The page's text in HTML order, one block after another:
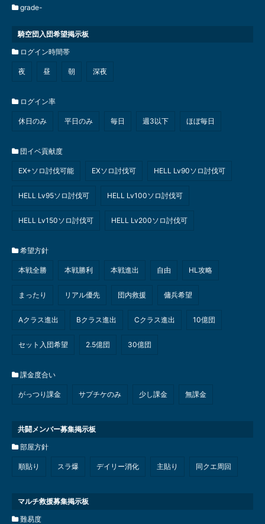
grade-
騎空団入団希望掲示板
ログイン時間帯
夜 昼 朝 深夜
ログイン率
休日のみ 平日のみ 毎日 週3以下 ほぼ毎日
団イベ貢献度
EX+ソロ討伐可能 EXソロ討伐可 HELL Lv90ソロ討伐可
HELL Lv95ソロ討伐可 HELL Lv100ソロ討伐可
HELL Lv150ソロ討伐可 HELL Lv200ソロ討伐可
希望方針
本戦全勝 本戦勝利 本戦進出 自由 HL攻略
まったり リアル優先 団内救援 傭兵希望
Aクラス進出 Bクラス進出 Cクラス進出 10億団
セット入団希望 2.5億団 30億団
課金度合い
がっつり課金 サプチケのみ 少し課金 無課金
共闘メンバー募集掲示板
部屋方針
順貼り スラ爆 デイリー消化 主貼り 同クエ周回
マルチ救援募集掲示板
難易度